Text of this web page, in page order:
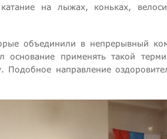
на лыжах, коньках,
объединили в непрерывный
основание применять такой
направление